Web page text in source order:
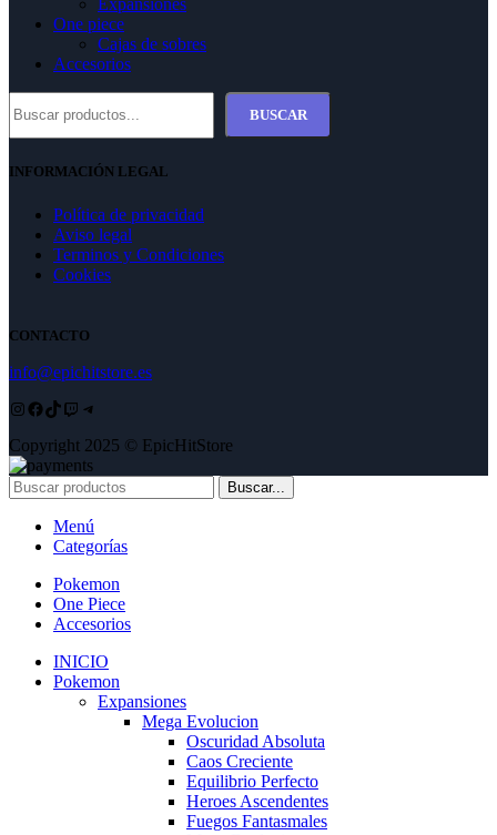
One piece
Cajas de sobres
Accesorios
BUSCAR
INFORMACIÓN LEGAL
Política de privacidad
Aviso legal
Terminos y Condiciones
Cookies
CONTACTO
info@epichitstore.es
Instagram
Facebook
TikTok
TwitchTelegram
Copyright 2025 © EpicHitStore
Buscar...
Menú
Categorías
Pokemon
One Piece
Accesorios
INICIO
Pokemon
Expansiones
Mega Evolucion
Oscuridad Absoluta
Caos Creciente
Equilibrio Perfecto
Heroes Ascendentes
Fuegos Fantasmales